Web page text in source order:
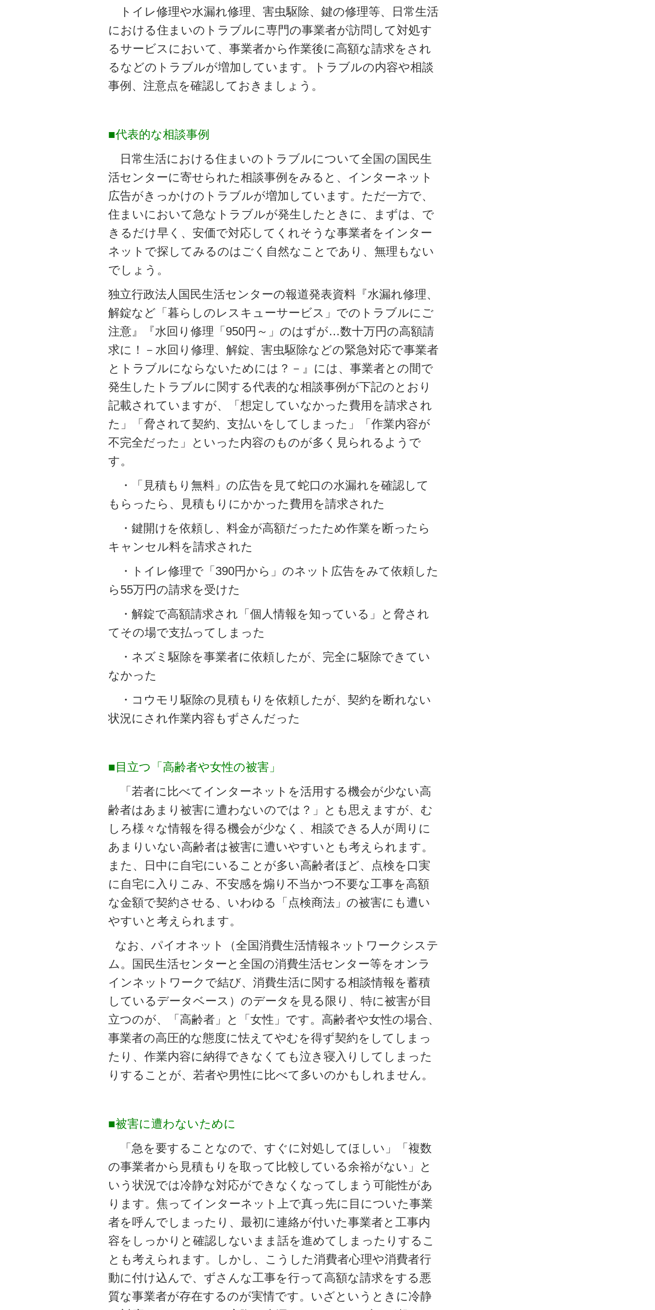
トイレ修理や水漏れ修理、害虫駆除、鍵の修理等、日常生活
における住まいのトラブルに専門の事業者が訪問して対処す
るサービスにおいて、事業者から作業後に高額な請求をされ
るなどのトラブルが増加しています。トラブルの内容や相談
事例、注意点を確認しておきましょう。
■代表的な相談事例
日常生活における住まいのトラブルについて全国の国民生
活センターに寄せられた相談事例をみると、インターネット
広告がきっかけのトラブルが増加しています。ただ一方で、
住まいにおいて急なトラブルが発生したときに、まずは、で
きるだけ早く、安価で対応してくれそうな事業者をインター
ネットで探してみるのはごく自然なことであり、無理もない
でしょう。
独立行政法人国民生活センターの報道発表資料『水漏れ修理、
解錠など「暮らしのレスキューサービス」でのトラブルにご
注意』『水回り修理「950円～」のはずが…数十万円の高額請
求に！－水回り修理、解錠、害虫駆除などの緊急対応で事業者
とトラブルにならないためには？－』には、事業者との間で
発生したトラブルに関する代表的な相談事例が下記のとおり
記載されていますが、「想定していなかった費用を請求され
た」「脅されて契約、支払いをしてしまった」「作業内容が
不完全だった」といった内容のものが多く見られるようで
す。
・「見積もり無料」の広告を見て蛇口の水漏れを確認して
もらったら、見積もりにかかった費用を請求された
・鍵開けを依頼し、料金が高額だったため作業を断ったら
キャンセル料を請求された
・トイレ修理で「390円から」のネット広告をみて依頼した
ら55万円の請求を受けた
・解錠で高額請求され「個人情報を知っている」と脅され
てその場で支払ってしまった
・ネズミ駆除を事業者に依頼したが、完全に駆除できてい
なかった
・コウモリ駆除の見積もりを依頼したが、契約を断れない
状況にされ作業内容もずさんだった
■目立つ「高齢者や女性の被害」
「若者に比べてインターネットを活用する機会が少ない高
齢者はあまり被害に遭わないのでは？」とも思えますが、む
しろ様々な情報を得る機会が少なく、相談できる人が周りに
あまりいない高齢者は被害に遭いやすいとも考えられます。
また、日中に自宅にいることが多い高齢者ほど、点検を口実
に自宅に入りこみ、不安感を煽り不当かつ不要な工事を高額
な金額で契約させる、いわゆる「点検商法」の被害にも遭い
やすいと考えられます。
なお、パイオネット（全国消費生活情報ネットワークシステ
ム。国民生活センターと全国の消費生活センター等をオンラ
インネットワークで結び、消費生活に関する相談情報を蓄積
しているデータベース）のデータを見る限り、特に被害が目
立つのが、「高齢者」と「女性」です。高齢者や女性の場合、
事業者の高圧的な態度に怯えてやむを得ず契約をしてしまっ
たり、作業内容に納得できなくても泣き寝入りしてしまった
りすることが、若者や男性に比べて多いのかもしれません。
■被害に遭わないために
「急を要することなので、すぐに対処してほしい」「複数
の事業者から見積もりを取って比較している余裕がない」と
いう状況では冷静な対応ができなくなってしまう可能性があ
ります。焦ってインターネット上で真っ先に目についた事業
者を呼んでしまったり、最初に連絡が付いた事業者と工事内
容をしっかりと確認しないまま話を進めてしまったりするこ
とも考えられます。しかし、こうした消費者心理や消費者行
動に付け込んで、ずさんな工事を行って高額な請求をする悪
質な事業者が存在するのが実情です。いざというときに冷静